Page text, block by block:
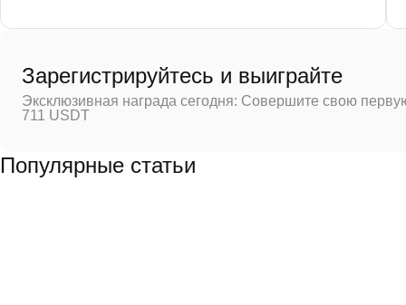
Зарегистрируйтесь и выиграйте
Эксклюзивная награда сегодня: Совершите свою
711 USDT
Популярные статьи